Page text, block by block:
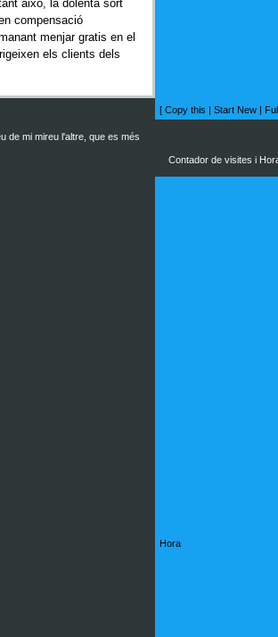
això, la dolenta sort
compensació
menjar gratis en el
els clients dels
de mi mireu l'altre, que es més
[ Copy this | Start New |
Contador de visites i
Hora